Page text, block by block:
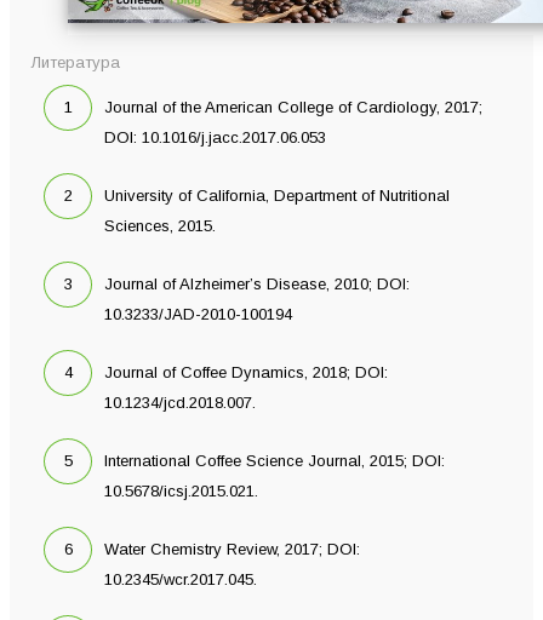
Литература
Journal of the American College of Cardiology, 2017;
DOI: 10.1016/j.jacc.2017.06.053
University of California, Department of Nutritional
Sciences, 2015.
Journal of Alzheimer’s Disease, 2010; DOI:
10.3233/JAD-2010-100194
Journal of Coffee Dynamics, 2018; DOI:
10.1234/jcd.2018.007.
International Coffee Science Journal, 2015; DOI:
10.5678/icsj.2015.021.
Water Chemistry Review, 2017; DOI:
10.2345/wcr.2017.045.